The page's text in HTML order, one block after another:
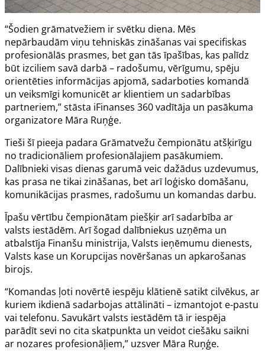
“Šodien grāmatvežiem ir svētku diena. Mēs
nepārbaudām viņu tehniskās zināšanas vai specifiskas
profesionālās prasmes, bet gan tās īpašības, kas palīdz
būt izciliem savā darbā – radošumu, vērīgumu, spēju
orientēties informācijas apjomā, sadarboties komandā
un veiksmīgi komunicēt ar klientiem un sadarbības
partneriem,” stāsta iFinanses 360 vadītāja un pasākuma
organizatore Māra Ruņģe.
Tieši šī pieeja padara Grāmatvežu čempionātu atšķirīgu
no tradicionāliem profesionālajiem pasākumiem.
Dalībnieki visas dienas garumā veic dažādus uzdevumus,
kas prasa ne tikai zināšanas, bet arī loģisko domāšanu,
komunikācijas prasmes, radošumu un komandas darbu.
Īpašu vērtību čempionātam piešķir arī sadarbība ar
valsts iestādēm. Arī šogad dalībniekus uzņēma un
atbalstīja Finanšu ministrija, Valsts ieņēmumu dienests,
Valsts kase un Korupcijas novēršanas un apkarošanas
birojs.
“Komandas ļoti novērtē iespēju klātienē satikt cilvēkus, ar
kuriem ikdienā sadarbojas attālināti – izmantojot e-pastu
vai telefonu. Savukārt valsts iestādēm tā ir iespēja
parādīt sevi no cita skatpunkta un veidot ciešāku saikni
ar nozares profesionāļiem,” uzsver Māra Ruņģe.